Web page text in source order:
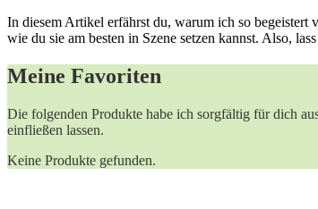
In diesem Artikel erfährst du, warum ich so
wie‍ du sie am besten in Szene setzen kannst. Also,⁤
Meine Favoriten
Die folgenden Produkte habe ich sorgfältig für dich
einfließen lassen.
Keine Produkte gefunden.